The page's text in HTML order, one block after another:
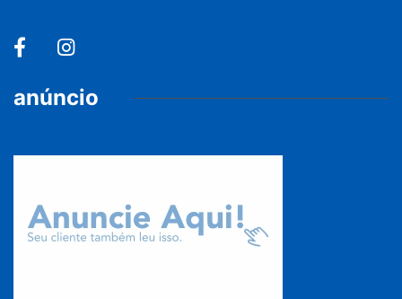
anúncio